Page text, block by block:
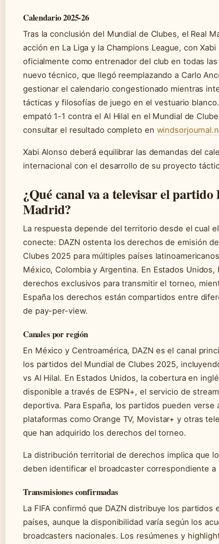
Calendario 2025-26
Tras la conclusión del Mundial de Clubes, el Real
acción en La Liga y la Champions League, con
oficialmente como entrenador del club en todas
nuevo técnico, que llegó reemplazando a Carlo
gestionar el calendario congestionado mientras
tácticas y filosofías de juego en el vestuario
empató 1-1 contra el Al Hilal en el Mundial de
consultar el resultado completo en
Xabi Alonso deberá equilibrar las demandas del
internacional con el desarrollo de su proyecto
¿Qué canal va a televisar el partido
Madrid?
La respuesta depende del territorio desde el cual
conecte: DAZN ostenta los derechos de emisión
Clubes 2025 para múltiples países
México, Colombia y Argentina. En Estados Unidos,
derechos exclusivos para transmitir el torneo,
España los derechos están compartidos entre
de pay-per-view.
Canales por región
En México y Centroamérica, DAZN es el canal
los partidos del Mundial de Clubes 2025,
vs Al Hilal. En Estados Unidos, la cobertura en
disponible a través de ESPN+, el servicio de
deportiva. Para España, los partidos pueden verse
plataformas como Orange TV, Movistar+ y otras
que han adquirido los derechos del torneo.
La distribución territorial de derechos implica que
deben identificar el broadcaster correspondiente a
Transmisiones confirmadas
La FIFA confirmó que DAZN distribuye los partidos
países, aunque la disponibilidad varía según los
broadcasters nacionales. Los resúmenes y